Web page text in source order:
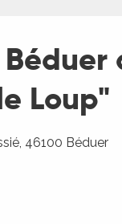
Loup"
46100 Béduer